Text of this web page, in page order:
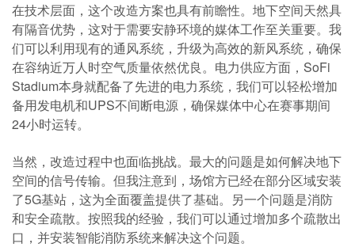
在技术层面，这个改造方案也具有前瞻性。地下空间天然具
有隔音优势，这对于需要安静环境的媒体工作至关重要。我
们可以利用现有的通风系统，升级为高效的新风系统，确保
在容纳近万人时空气质量依然优良。电力供应方面，SoFi
Stadium本身就配备了先进的电力系统，我们可以轻松增加
备用发电机和UPS不间断电源，确保媒体中心在赛事期间
24小时运转。
当然，改造过程中也面临挑战。最大的问题是如何解决地下
空间的信号传输。但我注意到，场馆方已经在部分区域安装
了5G基站，这为全面覆盖提供了基础。另一个问题是消防
和安全疏散。按照我的经验，我们可以通过增加多个疏散出
口，并安装智能消防系统来解决这个问题。